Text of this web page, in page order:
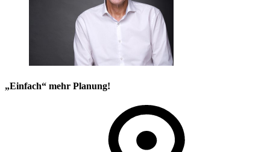
„Einfach“ mehr Planung!